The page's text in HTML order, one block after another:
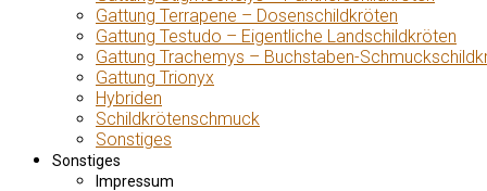
Gattung Terrapene – Dosenschildkröten
Gattung Testudo – Eigentliche Landschildkröten
Gattung Trachemys – Buchstaben-
Gattung Trionyx
Hybriden
Schildkrötenschmuck
Sonstiges
Sonstiges
Impressum